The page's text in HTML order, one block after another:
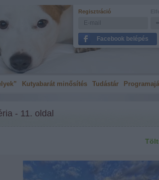
Regisztráció
Facebook belépés
Kutyabarát minősítés Tudástár
- 11. oldal